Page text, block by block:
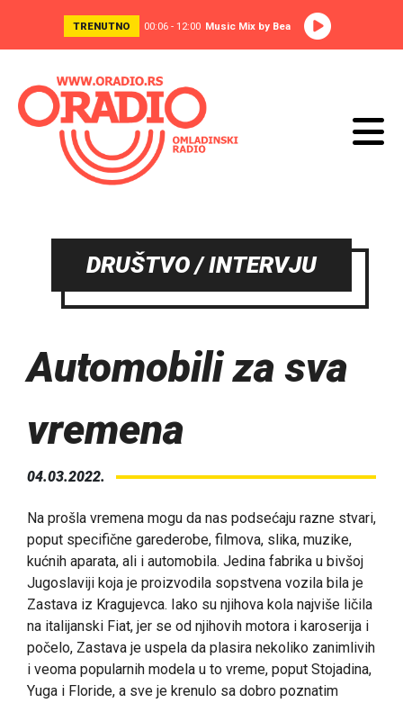
TRENUTNO 00:06 - 12:00 Music Mix by Bea
DRUŠTVO / INTERVJU
Automobili za sva
vremena
04.03.2022.
Na prošla vremena mogu da nas podsećaju razne stvari,
poput specifične garederobe, filmova, slika, muzike,
kućnih aparata, ali i automobila. Jedina fabrika u bivšoj
Jugoslaviji koja je proizvodila sopstvena vozila bila je
Zastava iz Kragujevca. Iako su njihova kola najviše ličila
na italijanski Fiat, jer se od njihovih motora i karoserija i
počelo, Zastava je uspela da plasira nekoliko zanimlivih
i veoma popularnih modela u to vreme, poput Stojadina,
Yuga i Floride, a sve je krenulo sa dobro poznatim